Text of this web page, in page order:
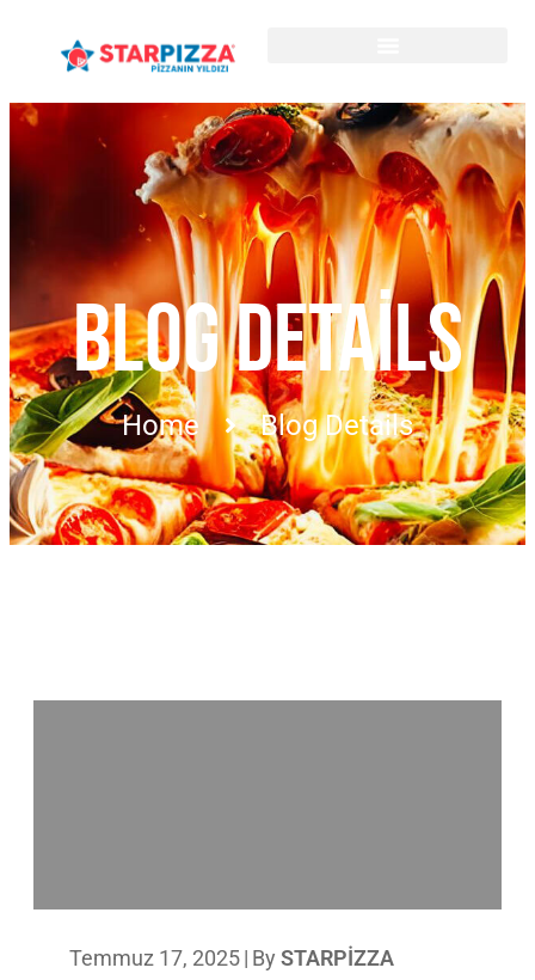
BLOG DETAILS
Home Blog Details
Temmuz 17, 2025| By STARPIZZA